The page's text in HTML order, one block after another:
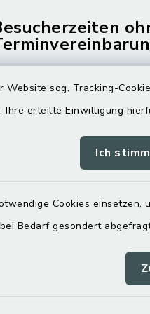
sog. Tracking-
erteilte Einwilligung
Ich
Cookies
Bedarf gesondert
Montag zusätzlich:
15.00 – 18.00 Uhr